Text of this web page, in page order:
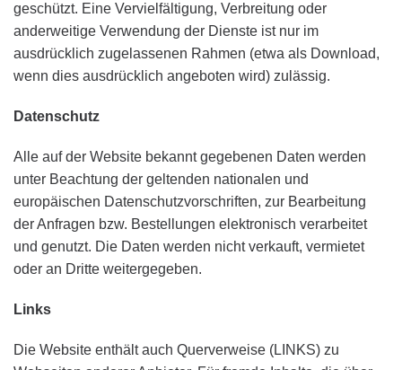
geschützt. Eine Vervielfältigung, Verbreitung oder
anderweitige Verwendung der Dienste ist nur im
ausdrücklich zugelassenen Rahmen (etwa als Download,
wenn dies ausdrücklich angeboten wird) zulässig.
Datenschutz
Alle auf der Website bekannt gegebenen Daten werden
unter Beachtung der geltenden nationalen und
europäischen Datenschutzvorschriften, zur Bearbeitung
der Anfragen bzw. Bestellungen elektronisch verarbeitet
und genutzt. Die Daten werden nicht verkauft, vermietet
oder an Dritte weitergegeben.
Links
Die Website enthält auch Querverweise (LINKS) zu